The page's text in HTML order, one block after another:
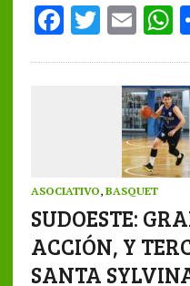
F
k
T
te
E
ai
l s
p
ASOCIATIVO, BASQUET
SUDOESTE:
ACCIÓN, Y
SANTA